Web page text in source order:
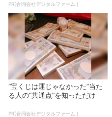
PR(合同会社デジタルファーム )
“宝くじは運じゃなかった”当た
る人の“共通点”を知っただけ
PR(合同会社デジタルファーム )